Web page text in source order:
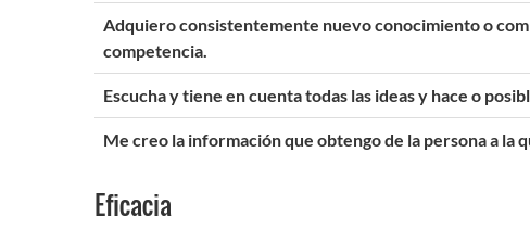
Adquiero consistentemente nuevo conocimiento o
competencia.
Escucha y tiene en cuenta todas las ideas y hace o
Me creo la información que obtengo de la persona a la
Eficacia